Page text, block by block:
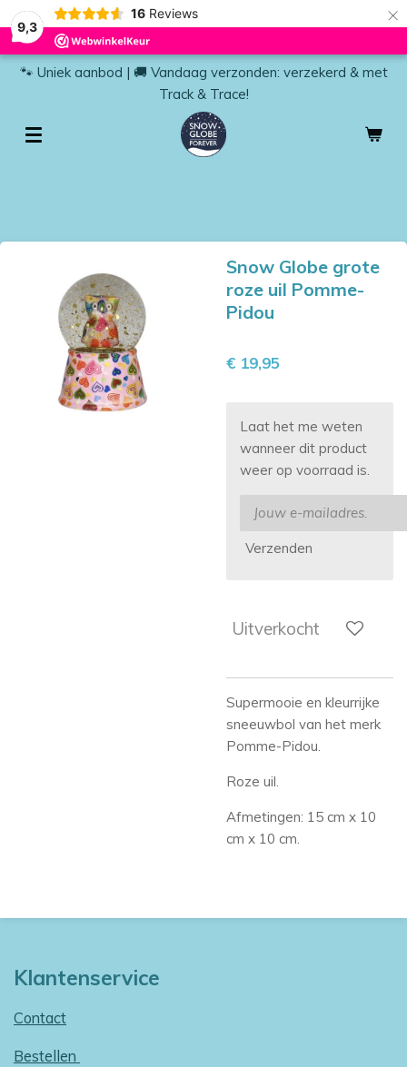
9,3
16 Reviews ×
🐾 Uniek aanbod | 🚚 Vandaag verzonden: verzekerd & met
Track & Trace!
Snow Globe grote
roze uil Pomme-
Pidou
€ 19,95
Laat het me weten
wanneer dit product
weer op voorraad is.
Verzenden
Uitverkocht
Supermooie en kleurrijke
sneeuwbol van het merk
Pomme-Pidou.
Roze uil.
Afmetingen: 15 cm x 10
cm x 10 cm.
Klantenservice
Contact
Bestellen